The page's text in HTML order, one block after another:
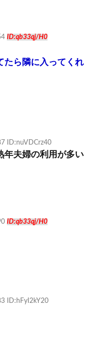
ID:qb33qj/H0
たら隣に入ってくれ
ID:nuVDCrz40
年夫婦の利用が多い
ID:qb33qj/H0
ID:hFyI2kY20